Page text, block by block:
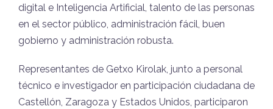
digital e Inteligencia Artificial, talento de las personas
en el sector público, administración fácil, buen
gobierno y administración robusta.
Representantes de Getxo Kirolak, junto a personal
técnico e investigador en participación ciudadana de
Castellón, Zaragoza y Estados Unidos, participaron